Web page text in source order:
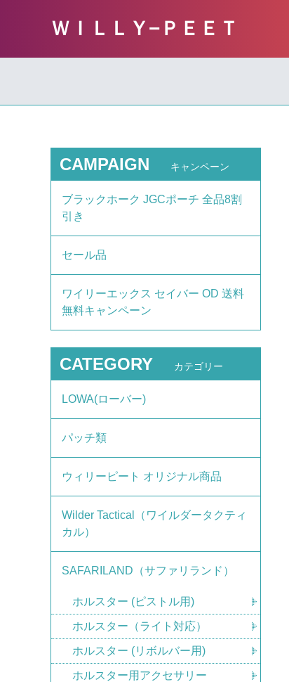
ＷＩＬＬＹ−ＰＥＥＴ
CAMPAIGN キャンペーン
ブラックホーク JGCポーチ 全品8割
引き
セール品
ワイリーエックス セイバー OD 送料
無料キャンペーン
CATEGORY カテゴリー
LOWA(ローバー)
パッチ類
ウィリーピート オリジナル商品
Wilder Tactical（ワイルダータクティ
カル）
SAFARILAND（サファリランド）
ホルスター (ピストル用)
ホルスター（ライト対応）
ホルスター (リボルバー用)
ホルスター用アクセサリー